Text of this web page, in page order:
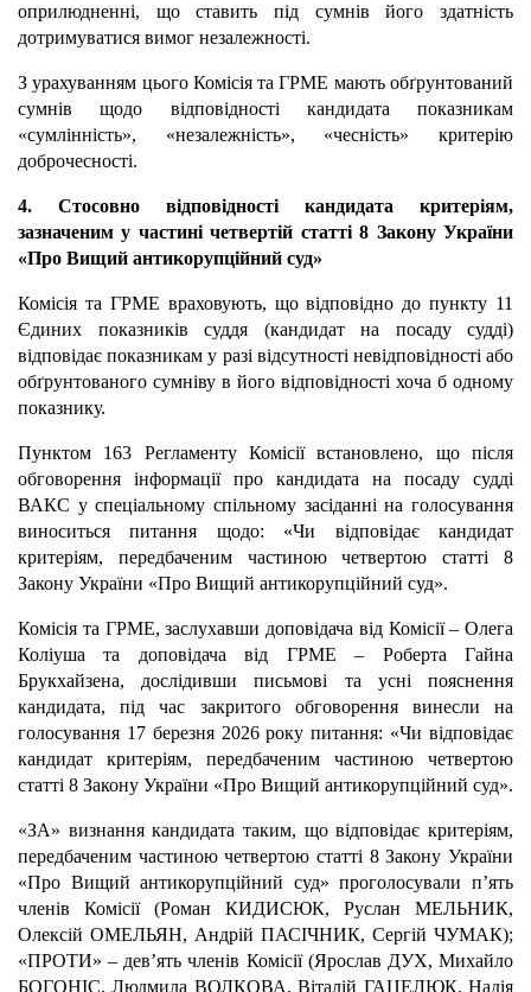
оприлюдненні, що ставить під сумнів його здатність
дотримуватися вимог незалежності.
З урахуванням цього Комісія та ГРМЕ мають обґрунтований
сумнів щодо відповідності кандидата показникам
«сумлінність», «незалежність», «чесність» критерію
доброчесності.
4. Стосовно відповідності кандидата критеріям,
зазначеним у частині четвертій статті 8 Закону України
«Про Вищий антикорупційний суд»
Комісія та ГРМЕ враховують, що відповідно до пункту 11
Єдиних показників суддя (кандидат на посаду судді)
відповідає показникам у разі відсутності невідповідності або
обґрунтованого сумніву в його відповідності хоча б одному
показнику.
Пунктом 163 Регламенту Комісії встановлено, що після
обговорення інформації про кандидата на посаду судді
ВАКС у спеціальному спільному засіданні на голосування
виноситься питання щодо: «Чи відповідає кандидат
критеріям, передбаченим частиною четвертою статті 8
Закону України «Про Вищий антикорупційний суд».
Комісія та ГРМЕ, заслухавши доповідача від Комісії – Олега
Коліуша та доповідача від ГРМЕ – Роберта Гайна
Брукхайзена, дослідивши письмові та усні пояснення
кандидата, під час закритого обговорення винесли на
голосування 17 березня 2026 року питання: «Чи відповідає
кандидат критеріям, передбаченим частиною четвертою
статті 8 Закону України «Про Вищий антикорупційний суд».
«ЗА» визнання кандидата таким, що відповідає критеріям,
передбаченим частиною четвертою статті 8 Закону України
«Про Вищий антикорупційний суд» проголосували пʼять
членів Комісії (Роман КИДИСЮК, Руслан МЕЛЬНИК,
Олексій ОМЕЛЬЯН, Андрій ПАСІЧНИК, Сергій ЧУМАК);
«ПРОТИ» – дев’ять членів Комісії (Ярослав ДУХ, Михайло
БОГОНІС, Людмила ВОЛКОВА, Віталій ГАЦЕЛЮК, Надія